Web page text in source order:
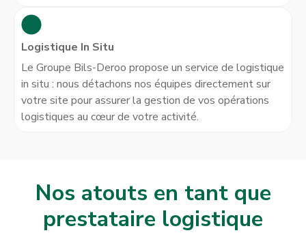
Logistique In Situ
Le Groupe Bils-Deroo propose un service de logistique
in situ : nous détachons nos équipes directement sur
votre site pour assurer la gestion de vos opérations
logistiques au cœur de votre activité.
Nos atouts en tant que
prestataire logistique